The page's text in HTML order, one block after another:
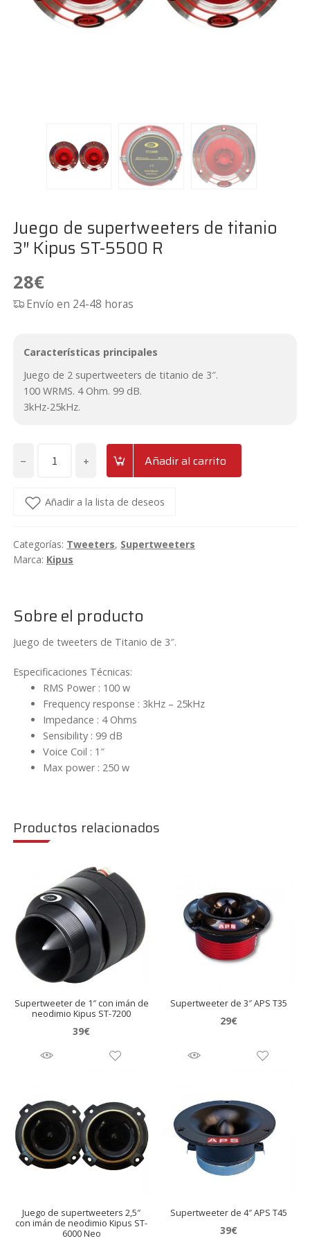
Juego de supertweeters de titanio
3″ Kipus ST-5500 R
28€
Envío en 24-48 horas
Características principales
Juego de 2 supertweeters de titanio de 3″.
100 WRMS. 4 Ohm. 99 dB.
3kHz-25kHz.
−
supertweeters
titanio
3"
5500
R
cantidad
+ Añadir al carrito
Añadir a la lista de deseos
Categorías: Tweeters, Supertweeters
Marca: Kipus
Sobre el producto
Juego de tweeters de Titanio de 3″.
Especificaciones Técnicas:
RMS Power : 100 w
Frequency response : 3kHz – 25kHz
Impedance : 4 Ohms
Sensibility : 99 dB
Voice Coil : 1″
Max power : 250 w
Productos relacionados
Supertweeter de 1″ con imán de
neodimio Kipus ST-7200
39€
Supertweeter de 3″ APS T35
29€
Juego de supertweeters 2,5″
con imán de neodimio Kipus ST-
6000 Neo
Supertweeter de 4″ APS T45
39€